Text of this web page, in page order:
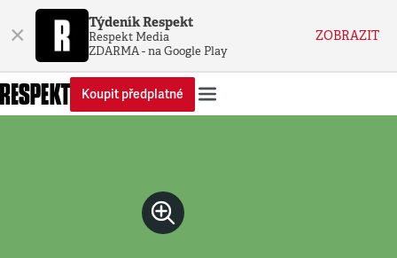
× Týdeník Respekt
Respekt Media
ZDARMA - na Google Play
ZOBRAZIT
Koupit předplatné